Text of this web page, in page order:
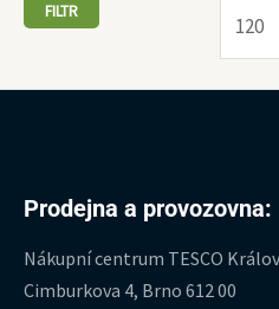
FILTR
Prodejna a provozovna:
Nákupní centrum TESCO
Cimburkova 4, Brno 612 00